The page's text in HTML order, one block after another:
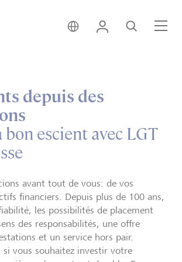
Suisse • français
Login Recherche
depuis des
escient avec LGT
avant tout de vous: de vos
financiers. Depuis plus de 100 ans,
les possibilités de placement
des responsabilités, une offre
et un service hors pair.
si vous souhaitez investir votre